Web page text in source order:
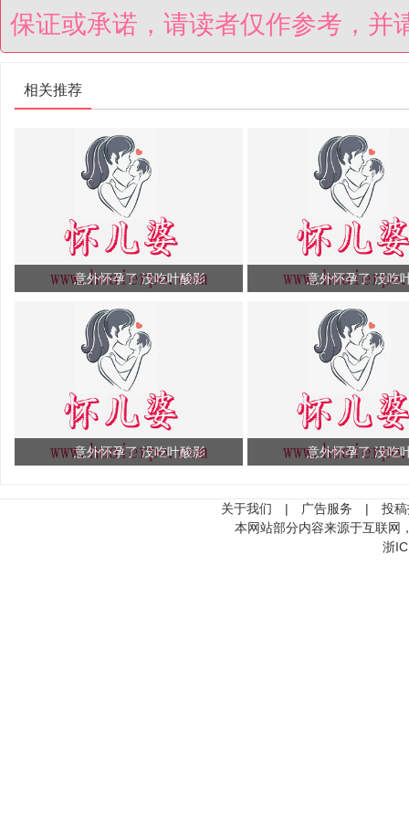
保证或承诺，请读者仅作参考，并
相关推荐
意外怀孕了 没吃叶酸影 意外怀孕了 没吃
意外怀孕了 没吃叶酸影 意外怀孕了 没吃
关于我们 | 广告服务 |
投
本网站部分内容来源于互联网
浙